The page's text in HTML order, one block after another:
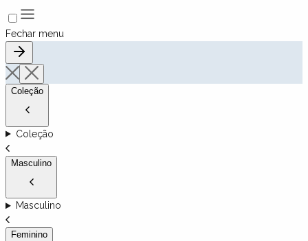
Fechar menu
Coleção
Coleção
Masculino
Masculino
Feminino